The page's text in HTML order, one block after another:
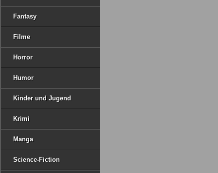
Fantasy
Filme
Horror
Humor
Kinder und Jugend
Krimi
Manga
Science-Fiction